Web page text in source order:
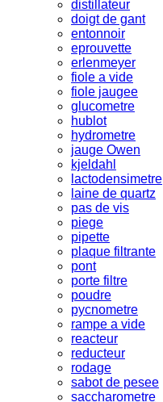
distillateur
doigt de gant
entonnoir
eprouvette
erlenmeyer
fiole a vide
fiole jaugee
glucometre
hublot
hydrometre
jauge Owen
kjeldahl
lactodensimetre
laine de quartz
pas de vis
piege
pipette
plaque filtrante
pont
porte filtre
poudre
pycnometre
rampe a vide
reacteur
reducteur
rodage
sabot de pesee
saccharometre